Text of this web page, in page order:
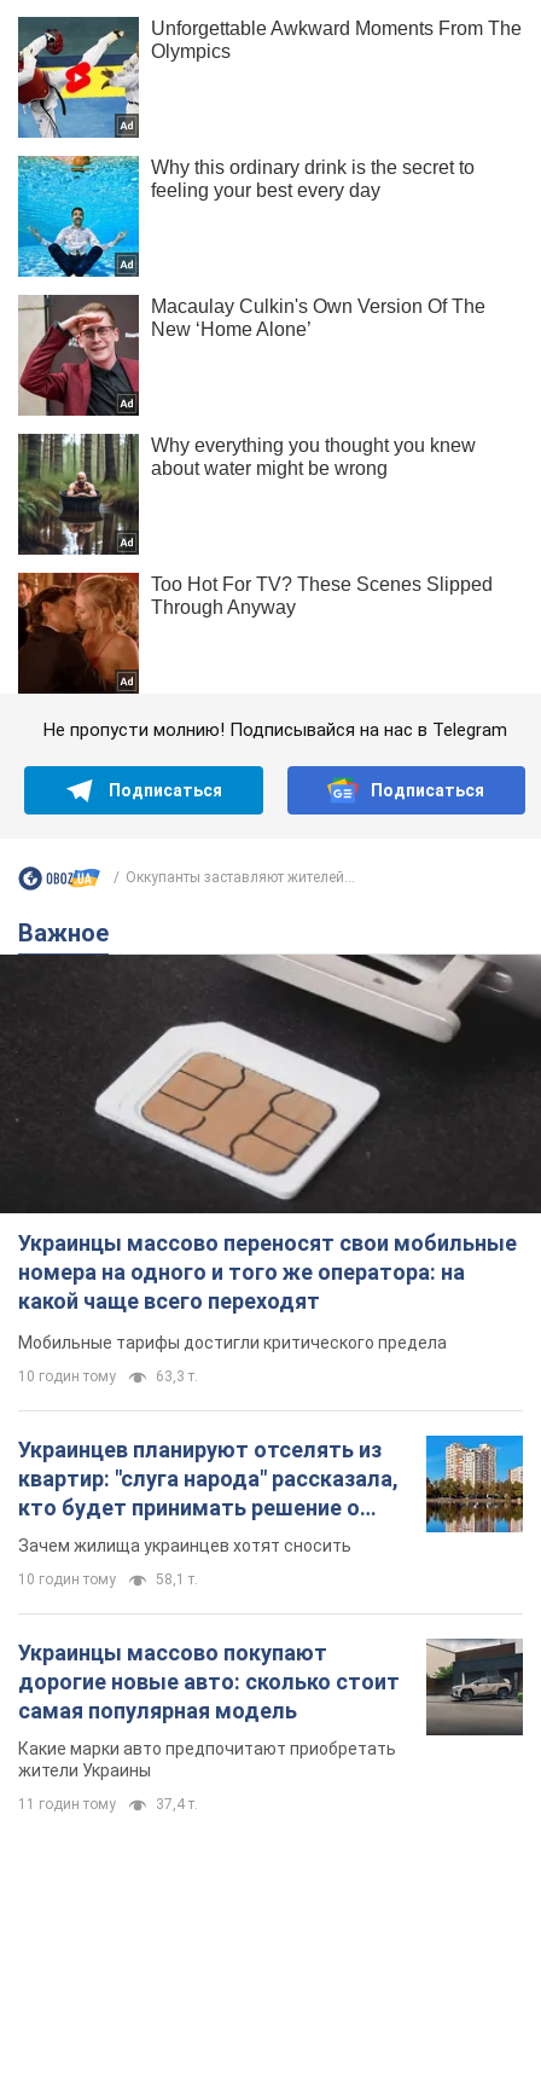
Не пропусти молнию! Подписывайся на нас в Telegram
Подписаться Подписаться
Оккупанты заставляют жителей...
Важное
Украинцы массово переносят свои мобильные
номера на одного и того же оператора: на
какой чаще всего переходят
Мобильные тарифы достигли критического предела
10 годин тому 63,3 т.
Украинцев планируют отселять из
квартир: "слуга народа" рассказала,
кто будет принимать решение о
сносе домов
Зачем жилища украинцев хотят сносить
10 годин тому 58,1 т.
Украинцы массово покупают
дорогие новые авто: сколько стоит
самая популярная модель
Какие марки авто предпочитают приобретать
жители Украины
11 годин тому 37,4 т.